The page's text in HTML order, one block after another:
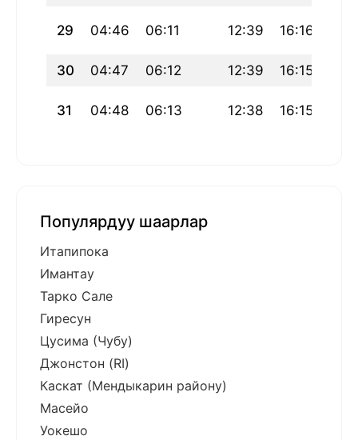
29 04:46 06:11 12:39 16:16
30 04:47 06:12 12:39 16:15
31 04:48 06:13 12:38 16:15
Популярдуу шаарлар
Итапипока
Имантау
Тарко Сале
Гиресун
Цусима (Чубу)
Джонстон (RI)
Каскат (Мендыкарин району)
Масейо
Уокешо